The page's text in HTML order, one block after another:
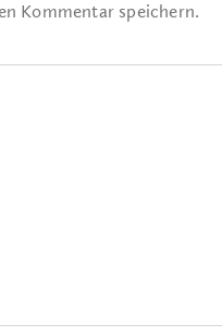
Kommentar speichern.